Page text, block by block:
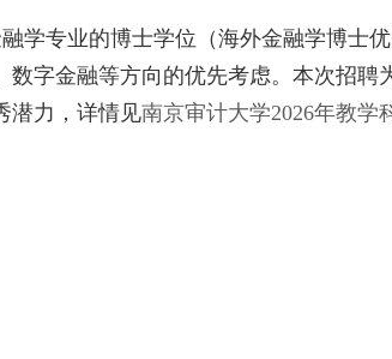
学专业的博士学位（海外金融学博士
字金融等方向的优先考虑。本次招聘
潜力，详情见南京审计大学2026年教学